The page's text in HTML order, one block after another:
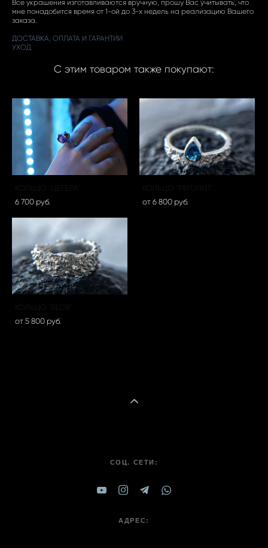
Все украшения изготавливаются вручную, прошу Вас учитывать, что
мне понадобится время от 1-ой до 3-х недель на реализацию Вашего
заказа.
ДОСТАВКА, ОПЛАТА И ГАРАНТИИ
УХОД
С этим товаром также покупают:
КОЛЬЦО "ЦЕРЕРА"
6 700 pуб.
КОЛЬЦО "РЕГОЛИТ"
от 6 800 pуб.
КОЛЬЦО "BLOB"
от 5 800 pуб.
СОЦ. СЕТИ:
АДРЕС: